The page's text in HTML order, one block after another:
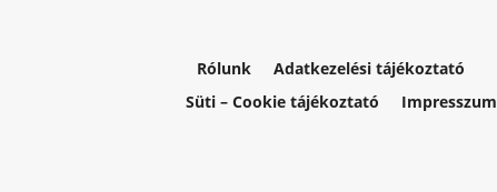
Rólunk
Adatkezelési tájékoztató
Süti – Cookie tájékoztató
Impresszum